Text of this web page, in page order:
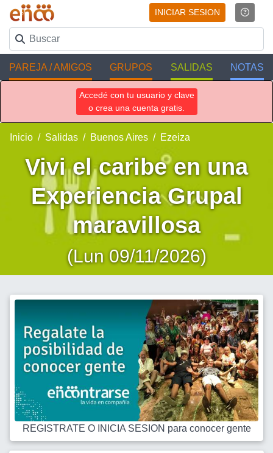
INICIAR SESION
PAREJA / AMIGOS GRUPOS SALIDAS NOTAS
Accedé con tu usuario y clave
o crea una cuenta gratis.
Inicio Salidas Buenos Aires Ezeiza
Vivi el caribe en una
Experiencia Grupal
maravillosa
(Lun 09/11/2026)
REGISTRATE O INICIA SESION para conocer gente